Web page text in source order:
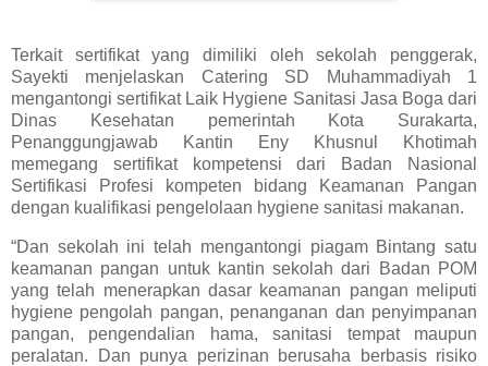
Terkait sertifikat yang dimiliki oleh sekolah penggerak,
Sayekti menjelaskan Catering SD Muhammadiyah 1
mengantongi sertifikat Laik Hygiene Sanitasi Jasa Boga dari
Dinas Kesehatan pemerintah Kota Surakarta,
Penanggungjawab Kantin Eny Khusnul Khotimah
memegang sertifikat kompetensi dari Badan Nasional
Sertifikasi Profesi kompeten bidang Keamanan Pangan
dengan kualifikasi pengelolaan hygiene sanitasi makanan.
“Dan sekolah ini telah mengantongi piagam Bintang satu
keamanan pangan untuk kantin sekolah dari Badan POM
yang telah menerapkan dasar keamanan pangan meliputi
hygiene pengolah pangan, penanganan dan penyimpanan
pangan, pengendalian hama, sanitasi tempat maupun
peralatan. Dan punya perizinan berusaha berbasis risiko